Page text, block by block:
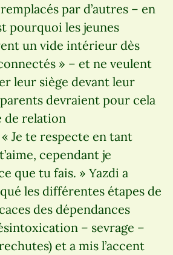
par d’autres – en
pourquoi les jeunes
un vide intérieur dès
» – et ne veulent
leur siège devant leur
devraient pour cela
de relation
Je te respecte en tant
cependant je
que tu fais. » Yazdi a
les différentes étapes de
des dépendances
– sevrage –
et a mis l’accent